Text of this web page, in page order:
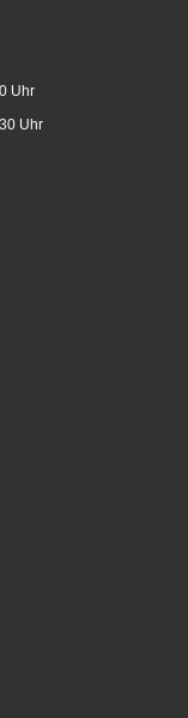
Uhr
Uhr